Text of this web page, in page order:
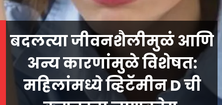
बदलत्या जीवनशैलीमुळं आणि
अन्य कारणांमुळे विशेषत:
महिलांमध्ये व्हिटॅमीन D ची